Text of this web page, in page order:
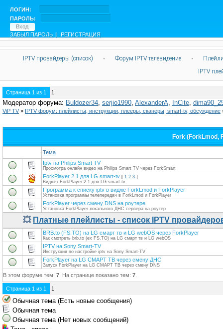
ЛОГИН:
ПАРОЛЬ:
ЗАБЫЛ ПАРОЛЬ | РЕГИСТРАЦИЯ
IPTV провайдеры (список) · Форум IPTV телевидение ·
IPTV
Страница 1 из 1 1
Модератор форума: Buldozer34, serjio1990, AlexanderA, InCite,
ViP TV » IPTV форум: плейлисты, инструкции, плееры, сканеры, smart-tv, обсуждение
Fork (ForkLmod,
Тема
Iptv на Philips Smart TV
Просмотра онлайн видео на Philips Smart TV через ForkSmart
ForkPlayer 2.1 для LG smart-tv [ 1 2 3 ]
Виджет ForkPlayer 2.1 для LG smart tv
Программа к списку iptv в видже ForkLmod и ForkPlayer
Установка программы телепередач в ForkLmod и ForkPlayer
ForkPlayer через смену DNS на роутере
Установка ForkPlayer локального ДНС сервера на роутер
💥 Платные плейлисты - список IPTV
BRB.to (FS.TO) на LG смарт тв и LG webOS через ForkPlayer
Как смотреть brb.to (ex FS.TO) на LG смарт тв и LG webOS
IPTV на Sony Smart-TV
Инструкция по настройке iptv на Sony Smart-TV
ForkPlayer на LG СМАРТ ТВ через смену ДНС
Запуск ForkPlayer на LG СМАРТ ТВ через смену DNS
В этом форуме тем: 7 . На странице показано тем: 7
Страница 1 из 1 1
Обычная тема (Есть новые сообщения)
Обычная тема
Обычная тема (Нет новых сообщений)